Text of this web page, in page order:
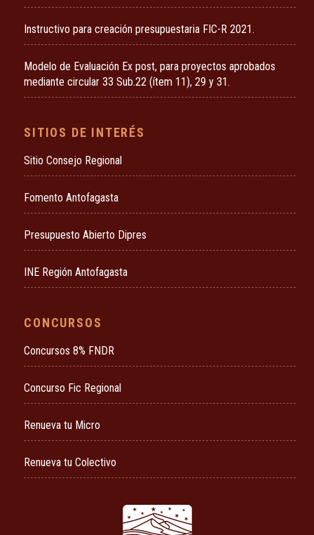
Instructivo para creación presupuestaria FIC-R 2021.
Modelo de Evaluación Ex post, para proyectos aprobados
mediante circular 33 Sub.22 (ítem 11), 29 y 31.
SITIOS DE INTERÉS
Sitio Consejo Regional
Fomento Antofagasta
Presupuesto Abierto Dipres
INE Región Antofagasta
CONCURSOS
Concursos 8% FNDR
Concurso Fic Regional
Renueva tu Micro
Renueva tu Colectivo